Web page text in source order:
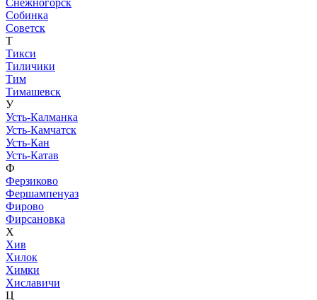
Собинка
Советск
Т
Тикси
Тиличики
Тим
Тимашевск
У
Усть-Калманка
Усть-Камчатск
Усть-Кан
Усть-Катав
Ф
Ферзиково
Фершампенуаз
Фирово
Фирсановка
Х
Хив
Хилок
Химки
Хиславичи
Ц